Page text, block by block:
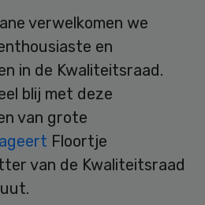
verwelkomen we
en
in de Kwaliteitsraad.
blij met deze
van grote
Floortje
van de Kwaliteitsraad